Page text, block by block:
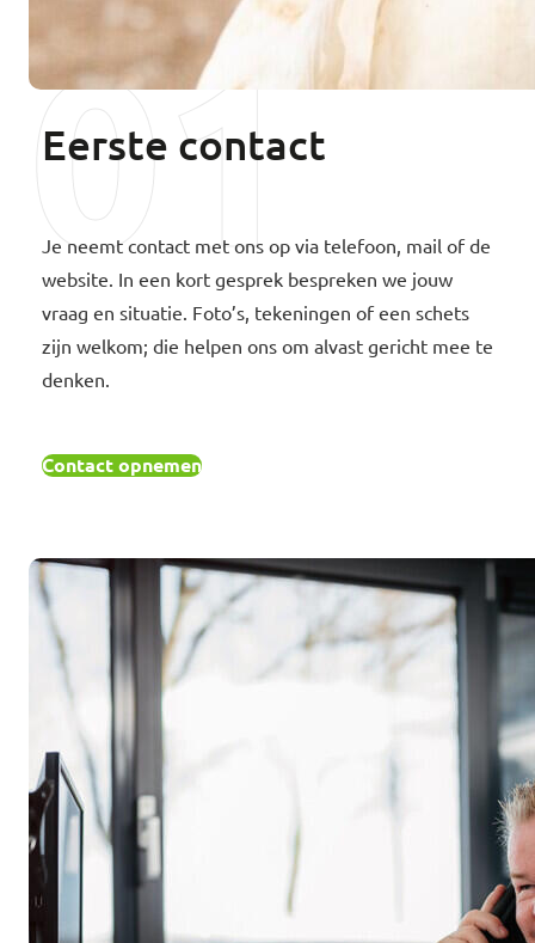
01
Eerste contact
Je neemt contact met ons op via telefoon, mail of de
website. In een kort gesprek bespreken we jouw
vraag en situatie. Foto’s, tekeningen of een schets
zijn welkom; die helpen ons om alvast gericht mee te
denken.
Contact opnemen